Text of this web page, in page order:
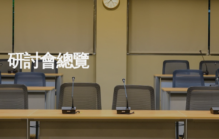
研討會總覽